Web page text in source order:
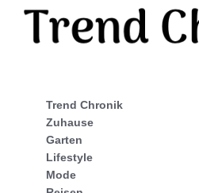
Trend Chronik
Zuhause
Garten
Lifestyle
Mode